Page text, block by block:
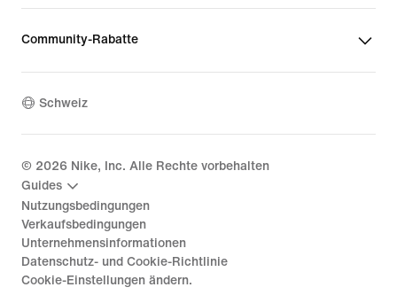
Community-Rabatte
Schweiz
© 2026 Nike, Inc. Alle Rechte vorbehalten
Guides
Nutzungsbedingungen
Verkaufsbedingungen
Unternehmensinformationen
Datenschutz- und Cookie-Richtlinie
Cookie-Einstellungen ändern.